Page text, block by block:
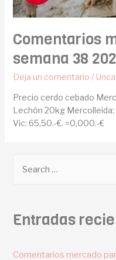
Comentarios
semana 38
Deja un comentario /
Precio cerdo cebado
Lechón 20kg
Vic: 65,50.-€. =0,000.-€
Entradas
Comentarios mercado